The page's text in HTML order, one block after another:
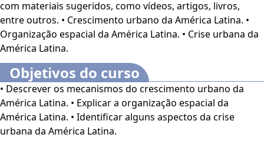
periféricas, a segregação socioespacial e os desafios
enfrentados pelas cidades em termos deinfraestrutura,
transporte e habitação
. Bons estudos! O Curso Aspectos
da Crise Urbana na América Latina
profissionais e estudantes da área de Geografia, além de
interessados no assunto.Este curso dispõe dos seguintes
recursos de acessibilidade: cores em alto-contraste,
aumento de fonte e tradução automática mediante a
Língua Brasileira de Sinais (Libras). Para ativar esses
recursos, acesse "minha conta" do lado direito da tela
com materiais sugeridos, como vídeos, artigos, livros,
entre outros. • Crescimento urbano da América Latina. •
Organização espacial da América Latina. • Crise urbana da
América Latina.
Objetivos do curso
• Descrever os mecanismos do crescimento urbano da
América Latina. • Explicar a organização espacial da
América Latina. • Identificar alguns aspectos da crise
urbana da América Latina.